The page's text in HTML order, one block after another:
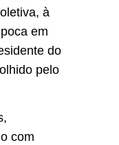
à
em
do
pelo
com